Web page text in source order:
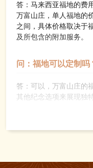
答：马来西亚福地的费
万富山庄，单人福地的
之间，具体价格取决于
及所包含的附加服务。
问：福地可以定制吗
答：可以，万富山庄的
其他纪念选项来展现独